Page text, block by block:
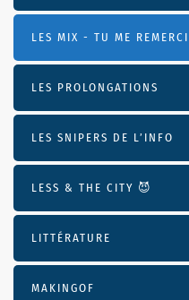
LES MIX - TU ME
LES PROLONGATIONS
LES SNIPERS DE L’INFO
LESS & THE CITY 😈
LITTÉRATURE
MAKINGOF